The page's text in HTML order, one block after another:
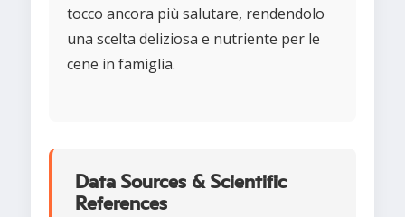
tocco ancora più salutare, rendendolo
una scelta deliziosa e nutriente per le
cene in famiglia.
Data Sources & Scientific
References